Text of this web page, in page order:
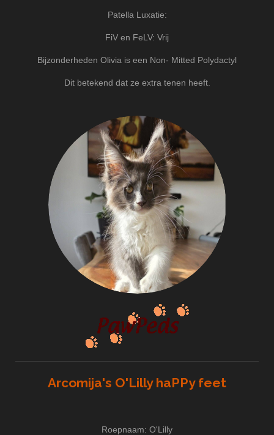
Patella Luxatie:
FiV en FeLV: Vrij
Bijzonderheden Olivia is een Non- Mitted Polydactyl
Dit betekend dat ze extra tenen heeft.
Arcomija's O'Lilly haPPy feet
Roepnaam: O'Lilly